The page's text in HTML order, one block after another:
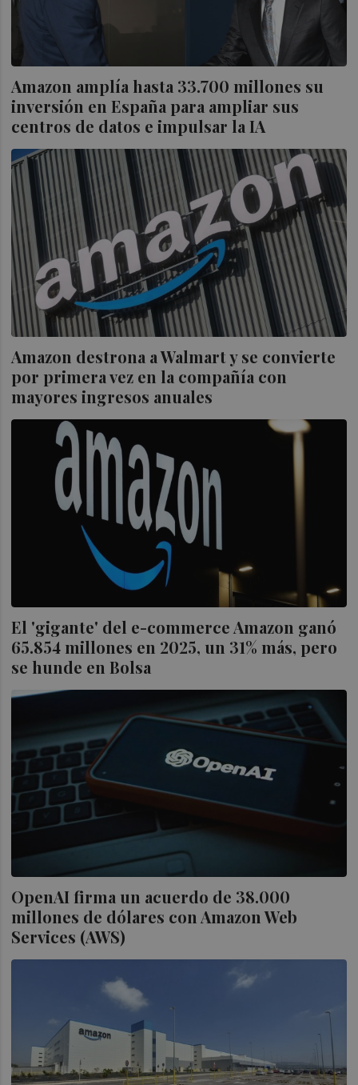
Amazon amplía hasta 33.700 millones su
inversión en España para ampliar sus
centros de datos e impulsar la IA
Amazon destrona a Walmart y se convierte
por primera vez en la compañía con
mayores ingresos anuales
El 'gigante' del e-commerce Amazon ganó
65.854 millones en 2025, un 31% más, pero
se hunde en Bolsa
OpenAI firma un acuerdo de 38.000
millones de dólares con Amazon Web
Services (AWS)